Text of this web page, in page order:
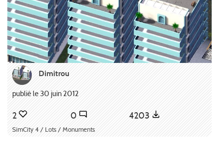
Dimitrou
publié le 30 juin 2012
2 0 4203
SimCity 4 / Lots / Monuments